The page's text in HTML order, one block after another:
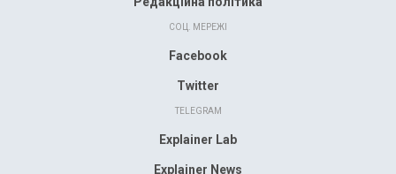
СОЦ. МЕРЕЖІ
Facebook
Twitter
TELEGRAM
Explainer Lab
Explainer News